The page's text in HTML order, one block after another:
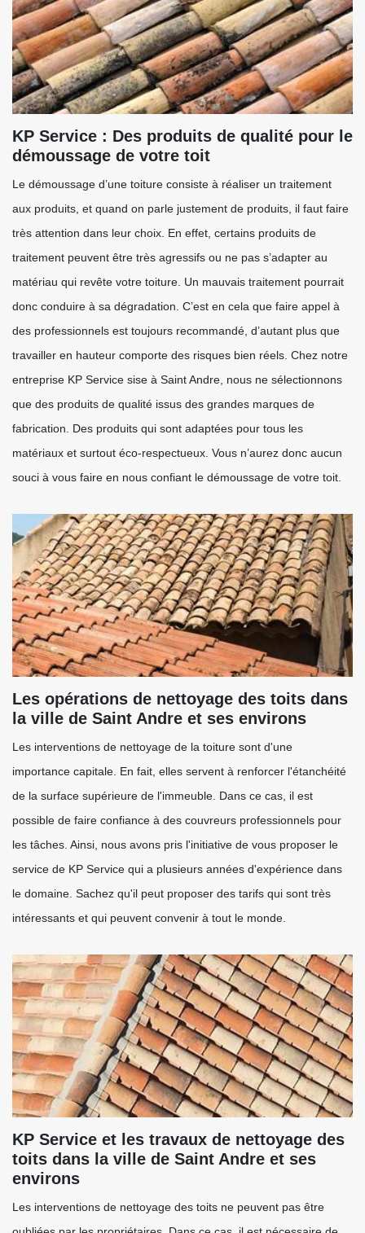
KP Service : Des produits de qualité pour le
démoussage de votre toit
Le démoussage d’une toiture consiste à réaliser un traitement
aux produits, et quand on parle justement de produits, il faut faire
très attention dans leur choix. En effet, certains produits de
traitement peuvent être très agressifs ou ne pas s’adapter au
matériau qui revête votre toiture. Un mauvais traitement pourrait
donc conduire à sa dégradation. C’est en cela que faire appel à
des professionnels est toujours recommandé, d’autant plus que
travailler en hauteur comporte des risques bien réels. Chez notre
entreprise KP Service sise à Saint Andre, nous ne sélectionnons
que des produits de qualité issus des grandes marques de
fabrication. Des produits qui sont adaptées pour tous les
matériaux et surtout éco-respectueux. Vous n’aurez donc aucun
souci à vous faire en nous confiant le démoussage de votre toit.
Les opérations de nettoyage des toits dans
la ville de Saint Andre et ses environs
Les interventions de nettoyage de la toiture sont d'une
importance capitale. En fait, elles servent à renforcer l'étanchéité
de la surface supérieure de l'immeuble. Dans ce cas, il est
possible de faire confiance à des couvreurs professionnels pour
les tâches. Ainsi, nous avons pris l'initiative de vous proposer le
service de KP Service qui a plusieurs années d'expérience dans
le domaine. Sachez qu'il peut proposer des tarifs qui sont très
intéressants et qui peuvent convenir à tout le monde.
KP Service et les travaux de nettoyage des
toits dans la ville de Saint Andre et ses
environs
Les interventions de nettoyage des toits ne peuvent pas être